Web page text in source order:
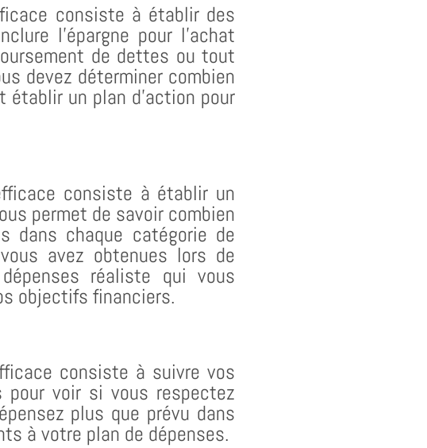
consiste à établir des
l’épargne pour l’achat
de dettes ou tout
devez déterminer combien
un plan d’action pour
consiste à établir un
permet de savoir combien
dans chaque catégorie de
avez obtenues lors de
réaliste qui vous
objectifs financiers.
consiste à suivre vos
pour voir si vous respectez
plus que prévu dans
à votre plan de dépenses.